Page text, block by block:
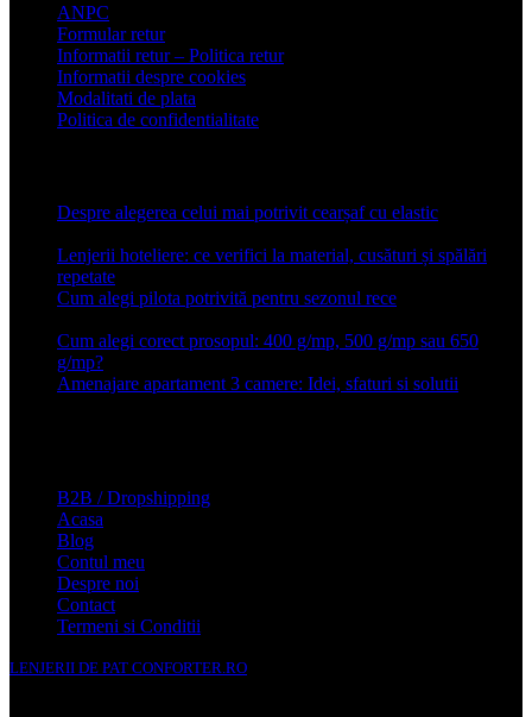
ANPC
Formular retur
Informatii retur – Politica retur
Informatii despre cookies
Modalitati de plata
Politica de confidentialitate
Despre alegerea celui mai potrivit cearșaf cu elastic
Lenjerii hoteliere: ce verifici la material, cusături și spălări
repetate
Cum alegi pilota potrivită pentru sezonul rece
Cum alegi corect prosopul: 400 g/mp, 500 g/mp sau 650
g/mp?
Amenajare apartament 3 camere: Idei, sfaturi si solutii
B2B / Dropshipping
Acasa
Blog
Contul meu
Despre noi
Contact
Termeni si Conditii
LENJERII DE PAT CONFORTER.RO